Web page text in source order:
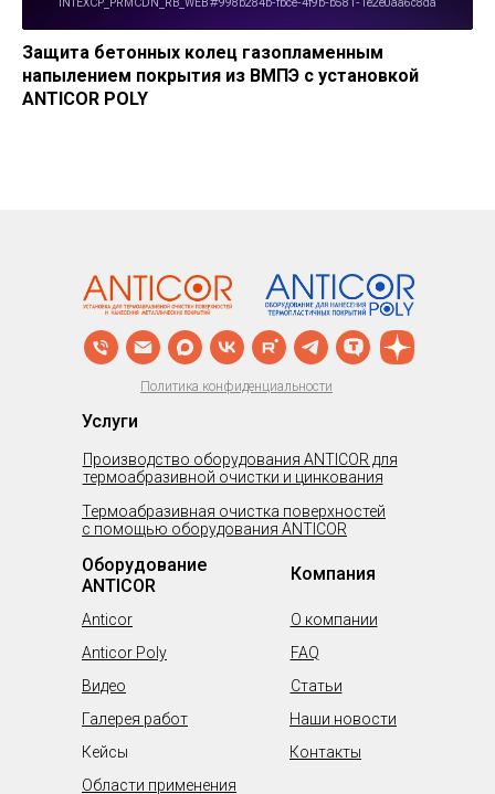
Защита бетонных колец газопламенным
напылением покрытия из ВМПЭ с установкой
ANTICOR POLY
Услуги
Производство оборудования ANTICOR для
термоабразивной очистки и цинкования
Термоабразивная очистка поверхностей
с помощью оборудования ANTICOR
Области применения
Оборудование
ANTICOR
Компания
Anticor
О компании
Anticor Poly
FAQ
Видео
Статьи
Галерея работ
Наши новости
Кейсы
Контакты
Политика конфиденциальности